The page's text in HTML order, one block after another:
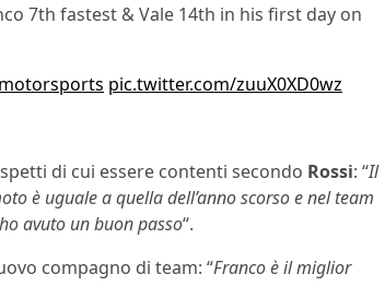
7th fastest & Vale 14th in his first day on
pic.twitter.com/zuuX0XD0wz
di cui essere contenti secondo Rossi: “Il
è uguale a quella dell’anno scorso e nel team
avuto un buon passo“.
compagno di team: “Franco è il miglior